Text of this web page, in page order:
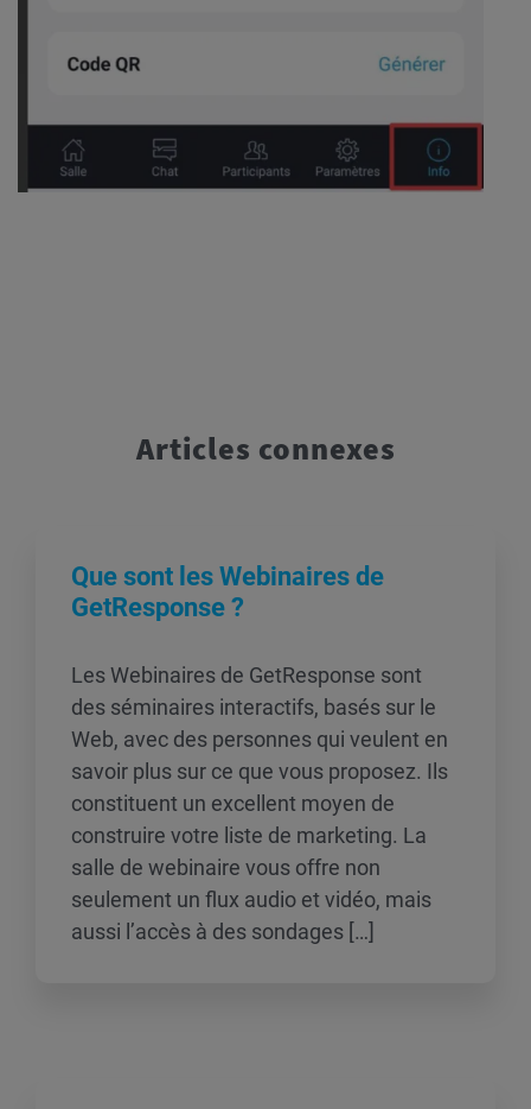
Articles connexes
Que sont les Webinaires de
GetResponse ?
Les Webinaires de GetResponse sont
des séminaires interactifs, basés sur le
Web, avec des personnes qui veulent en
savoir plus sur ce que vous proposez. Ils
constituent un excellent moyen de
construire votre liste de marketing. La
salle de webinaire vous offre non
seulement un flux audio et vidéo, mais
aussi l’accès à des sondages […]